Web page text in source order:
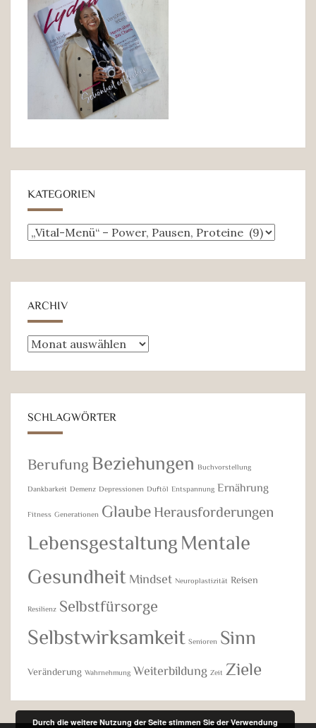
KATEGORIEN
Kategorien
ARCHIV
Archiv
SCHLAGWÖRTER
Berufung Beziehungen Buchvorstellung
Dankbarkeit Demenz Depressionen Duftöl Entspannung Ernährung
Fitness Generationen Glaube Herausforderungen
Lebensgestaltung Mentale
Gesundheit Mindset Neuroplastizität Reisen
Resilienz Selbstfürsorge
Selbstwirksamkeit Senioren Sinn
Veränderung Wahrnehmung Weiterbildung Zeit Ziele
Durch die weitere Nutzung der Seite stimmen Sie der Verwendung